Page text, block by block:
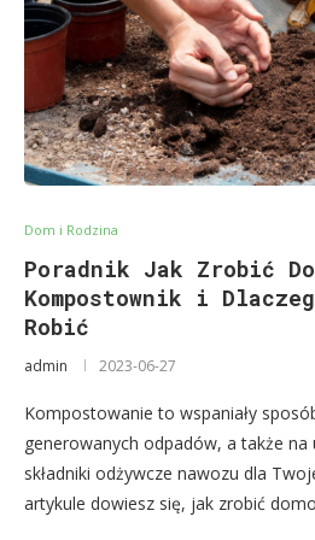
Dom i Rodzina
Poradnik Jak Zrobić
Kompostownik i
Robić
admin 2023-06-27
Kompostowanie to wspaniały
generowanych odpadów, a także
składniki odżywcze nawozu dla
artykule dowiesz się, jak zrobić